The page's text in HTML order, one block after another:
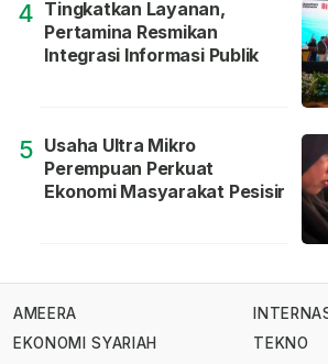
4 Tingkatkan Layanan,
Pertamina Resmikan
Integrasi Informasi Publik
5 Usaha Ultra Mikro
Perempuan Perkuat
Ekonomi Masyarakat Pesisir
AMEERA
EKONOMI SYARIAH
TEKNO